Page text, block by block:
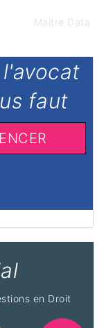
Maitre Data
l'avocat
faut
en Droit